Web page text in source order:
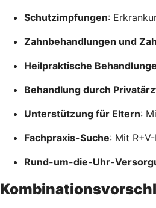
Schutzimpfungen:
Zahnbehandlungen und
Heilpraktische
Behandlung durch
Unterstützung für Eltern:
Fachpraxis-Suche: Mit
Rund-um-die-Uhr-